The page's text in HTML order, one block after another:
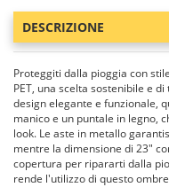
DESCRIZIONE
Proteggiti dalla pioggia con
PET, una scelta sostenibile e
design elegante e funzionale,
manico e un puntale in legno,
look. Le aste in metallo
mentre la dimensione di 23"
copertura per ripararti dalla
rende l'utilizzo di questo